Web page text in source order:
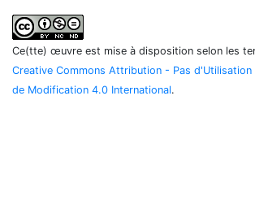
Ce(tte) œuvre est mise à disposition selon les
Creative Commons Attribution - Pas d'Utilisation
de Modification 4.0 International.